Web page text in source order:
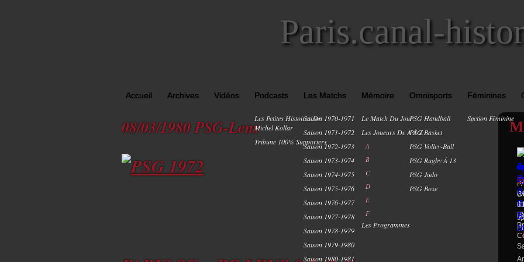
Paris.canal-
Accueil Archives Vidéos Podcasts
Les Petites Histoires De
Michel Kollar
Tribune 100% Supporters
Les Matchs
Saison 1970-1971
Saison 1971-1972
Saison 1972-1973
Saison 1973-1974
Saison 1974-1975
Saison 1975-1976
Saison 1976-1977
Saison 1977-1978
Saison 1978-1979
Saison 1979-1980
Saison 1980-1981
Mémoire
Le Match Du Jour
Les Joueurs De A À Z
A
B
C
D
E
F
Les Programmes
Omnisports
PSG Handball
PSG Basket
PSG Volley-Ball
PSG Rugby À 13
PSG Judo
PSG Boxe
Féminines
Section Féminine
0
08/03/1980 PSG-Lens
4
6
...